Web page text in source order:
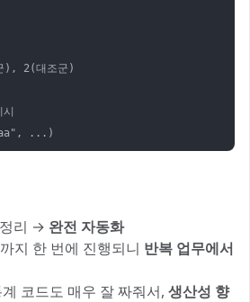
), 2(대조군)
...)
리 → 완전 자동화
지 한 번에 진행되니 반복 업무에서
코드도 매우 잘 짜줘서, 생산성 향